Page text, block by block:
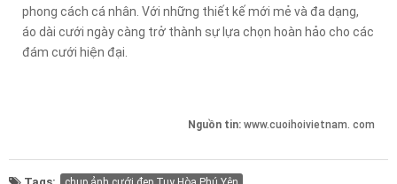
phong cách cá nhân. Với những thiết kế mới mẻ và đa dạng,
áo dài cưới ngày càng trở thành sự lựa chọn hoàn hảo cho các
đám cưới hiện đại.
Nguồn tin: www.cuoihoivietnam. com